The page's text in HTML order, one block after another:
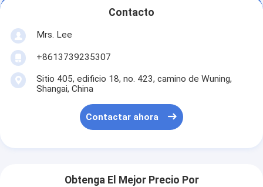
Contacto
Mrs. Lee
+8613739235307
Sitio 405, edificio 18, no. 423, camino de Wuning,
Shangai, China
Contactar ahora
Obtenga El Mejor Precio Por